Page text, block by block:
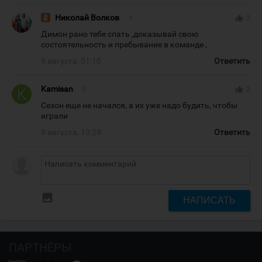
Николай Волков
Димон рано тебе спать ,доказывай свою
состоятельность и пребывание в команде ,
Ответить
Kamisan
Сезон еще не начался, а их уже надо будить, чтобы
играли
Ответить
НАПИСАТЬ